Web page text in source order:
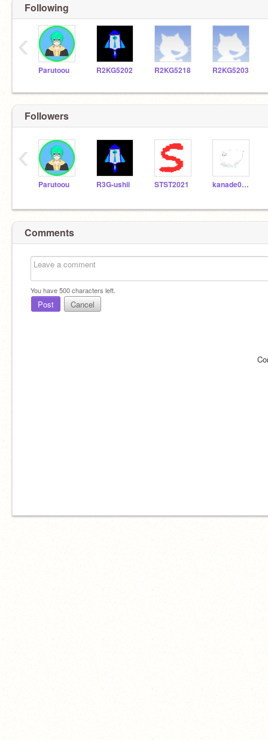
Following
Parutoou R2KG5202 R2KG5218 R2KG5203
‹
Followers
Parutoou R3G-ushii STST2021 kanade0402
‹
Comments
You have500characters left.
Post Cancel